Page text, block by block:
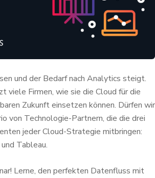
und der Bedarf nach Analytics steigt.
viele Firmen, wie sie die Cloud für die
Zukunft einsetzen können. Dürfen wir
von Technologie-Partnern, die die drei
jeder Cloud-Strategie mitbringen:
Tableau.
Lerne, den perfekten Datenfluss mit